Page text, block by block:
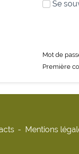
Se
Mot de
Première
Mentions